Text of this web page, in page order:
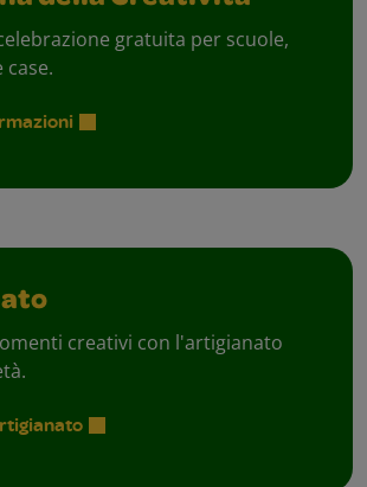
gratuita per scuole,
case.
creativi con l'artigianato